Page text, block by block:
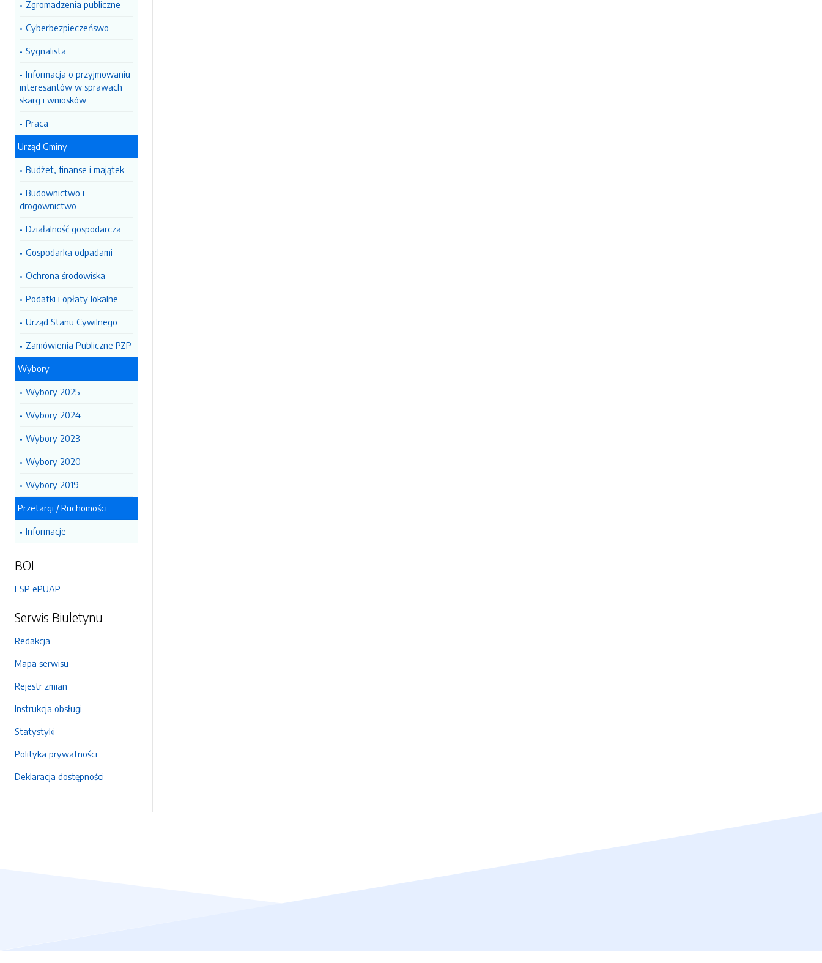
Zgromadzenia publiczne
Cyberbezpieczeńswo
Sygnalista
Informacja o przyjmowaniu
interesantów w sprawach
skarg i wniosków
Praca
Urząd Gminy
Budżet, finanse i majątek
Budownictwo i
drogownictwo
Działalność gospodarcza
Gospodarka odpadami
Ochrona środowiska
Podatki i opłaty lokalne
Urząd Stanu Cywilnego
Zamówienia Publiczne PZP
Wybory
Wybory 2025
Wybory 2024
Wybory 2023
Wybory 2020
Wybory 2019
Przetargi / Ruchomości
Informacje
BOI
ESP ePUAP
Serwis Biuletynu
Redakcja
Mapa serwisu
Rejestr zmian
Instrukcja obsługi
Statystyki
Polityka prywatności
Deklaracja dostępności